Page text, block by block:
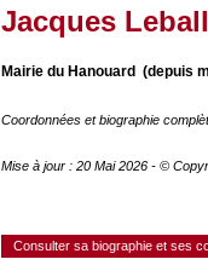
Jacques
Mairie du Hanouard (depuis
Coordonnées et biographie
Mise à jour : 20 Mai 2026 - ©
Consulter sa biographie et ses